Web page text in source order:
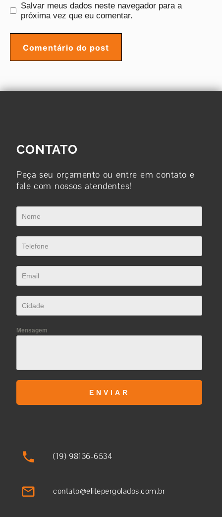
Salvar meus dados neste navegador para a
próxima vez que eu comentar.
CONTATO
Peça seu orçamento ou entre em contato e
fale com nossos atendentes!
Mensagem
ENVIAR
(19) 98136-6534
contato@elitepergolados.com.br